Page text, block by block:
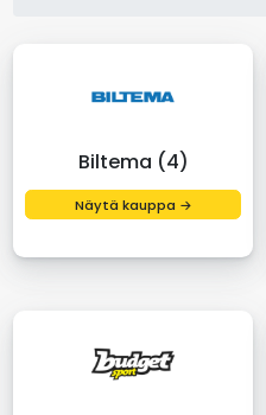
Biltema (4)
Näytä kauppa →